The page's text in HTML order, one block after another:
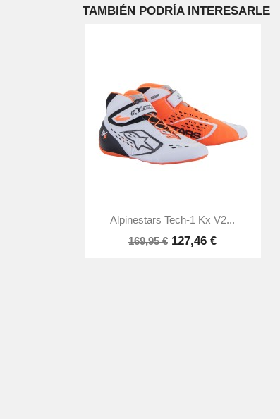
TAMBIÉN PODRÍA INTERESARLE
Vista rápida
Alpinestars Tech-1 Kx V2...
169,95 € 127,46 €